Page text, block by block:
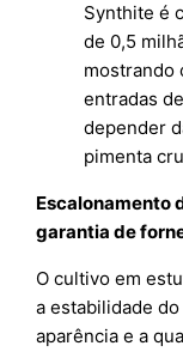
Synthite é
de 0,5
mostrando
entradas
depender
pimenta
Escalonamento
garantia de
O cultivo em
a estabilidade
aparência e a